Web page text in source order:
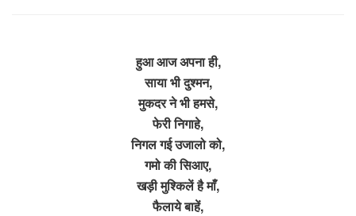
हुआ आज अपना ही,
साया भी दुश्मन,
मुकदर ने भी हमसे,
फेरी निगाहे,
निगल गई उजालो को,
गमो की सिआए,
खड़ी मुश्किलें है माँ,
फैलाये बाहें,